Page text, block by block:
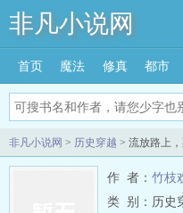
非凡小说网
首页 魔法 修真 都市
非凡小说网 > 历史穿越 > 流放路上
作 者： 竹枝
类 别：历史